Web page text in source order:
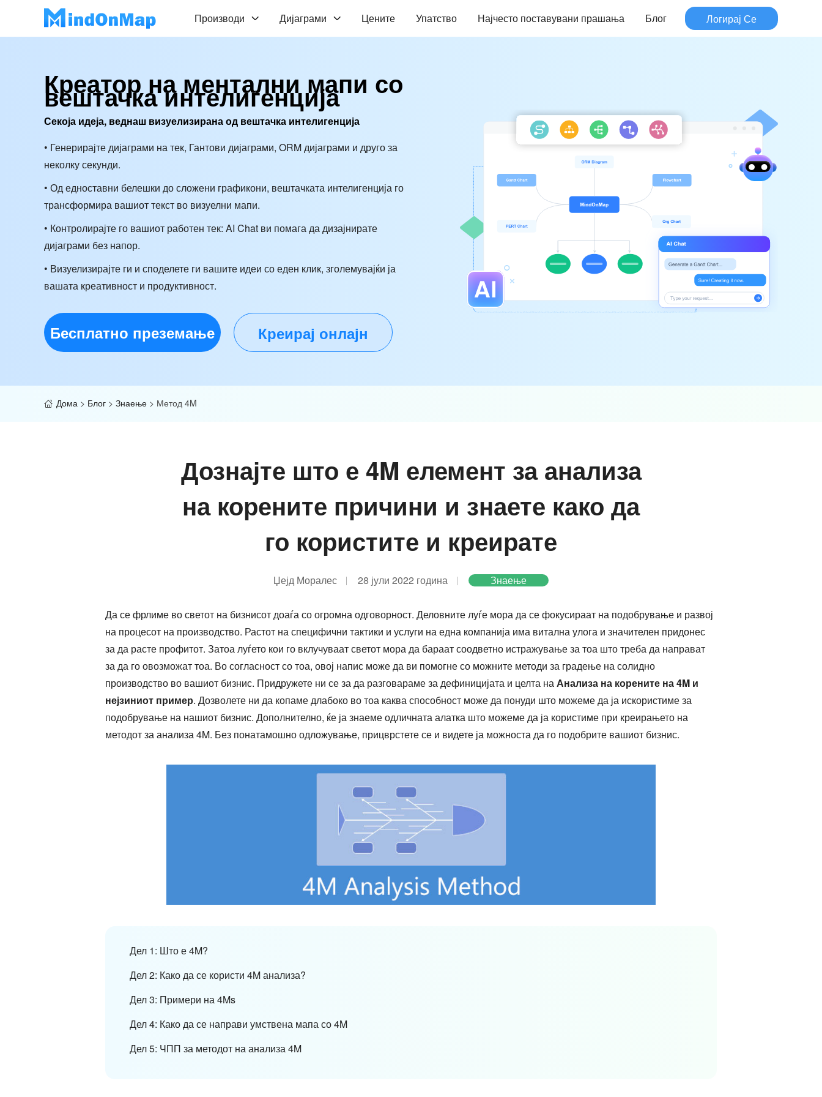
Производи Дијаграми Цените Упатство Најчесто поставувани прашања Блог Логирај Се
Креатор на ментални мапи со
вештачка интелигенција
Секоја идеја, веднаш визуелизирана од вештачка интелигенција
• Генерирајте дијаграми на тек, Гантови дијаграми, ORM дијаграми и друго за
неколку секунди.
• Од едноставни белешки до сложени графикони, вештачката интелигенција го
трансформира вашиот текст во визуелни мапи.
• Контролирајте го вашиот работен тек: AI Chat ви помага да дизајнирате
дијаграми без напор.
• Визуелизирајте ги и споделете ги вашите идеи со еден клик, зголемувајќи ја
вашата креативност и продуктивност.
Бесплатно преземање Креирај онлајн
Дома > Блог > Знаење > Метод 4M
Дознајте што е 4M елемент за анализа
на корените причини и знаете како да
го користите и креирате
Џејд Моралес 28 јули 2022 година Знаење
Да се фрлиме во светот на бизнисот доаѓа со огромна одговорност. Деловните луѓе мора да се фокусираат на подобрување и развој
на процесот на производство. Растот на специфични тактики и услуги на една компанија има витална улога и значителен придонес
за да расте профитот. Затоа луѓето кои го вклучуваат светот мора да бараат соодветно истражување за тоа што треба да направат
за да го овозможат тоа. Во согласност со тоа, овој напис може да ви помогне со можните методи за градење на солидно
производство во вашиот бизнис. Придружете ни се за да разговараме за дефиницијата и целта наАнализа на корените на 4M и
нејзиниот пример. Дозволете ни да копаме длабоко во тоа каква способност може да понуди што можеме да ја искористиме за
подобрување на нашиот бизнис. Дополнително, ќе ја знаеме одличната алатка што можеме да ја користиме при креирањето на
методот за анализа 4M. Без понатамошно одложување, прицврстете се и видете ја можноста да го подобрите вашиот бизнис.
Дел 1: Што е 4M?
Дел 2: Како да се користи 4M анализа?
Дел 3: Примери на 4Ms
Дел 4: Како да се направи умствена мапа со 4M
Дел 5: ЧПП за методот на анализа 4M